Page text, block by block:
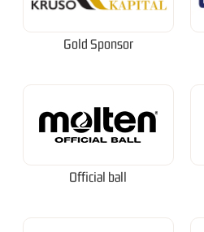
Gold Sponsor
Official ball